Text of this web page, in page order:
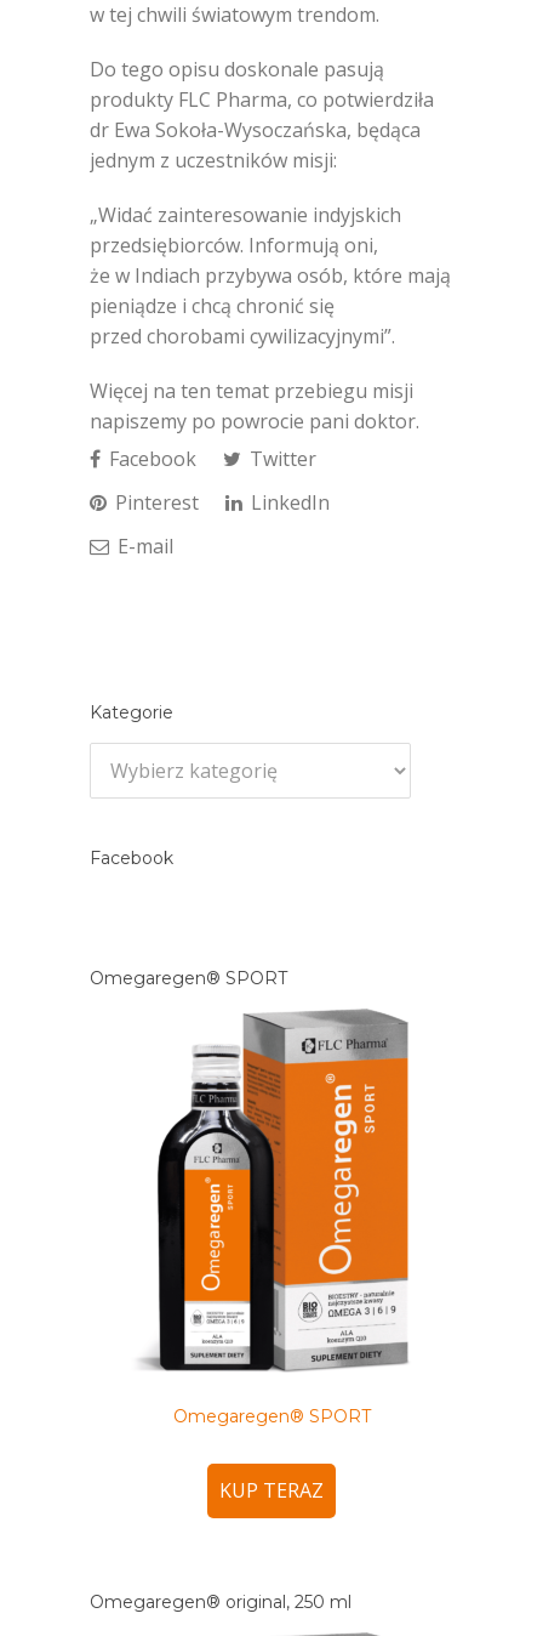
w tej chwili światowym trendom.
Do tego opisu doskonale pasują
produkty FLC Pharma, co potwierdziła
dr Ewa Sokoła-Wysoczańska, będąca
jednym z uczestników misji:
„Widać zainteresowanie indyjskich
przedsiębiorców. Informują oni,
że w Indiach przybywa osób, które mają
pieniądze i chcą chronić się
przed chorobami cywilizacyjnymi”.
Więcej na ten temat przebiegu misji
napiszemy po powrocie pani doktor.
Facebook
Twitter
Pinterest
LinkedIn
E-mail
Kategorie
Kategorie
Facebook
Omegaregen® SPORT
Omegaregen® SPORT
KUP TERAZ
Omegaregen® original, 250 ml